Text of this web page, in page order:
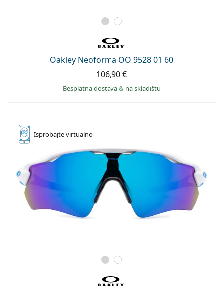
Oakley Neoforma OO 9528 01 60
106,90 €
Besplatna dostava& na skladištu
Isprobajtevirtualno